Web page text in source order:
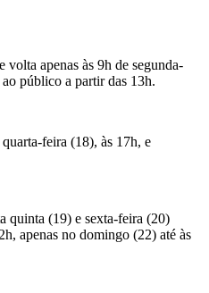
apenas às 9h de segunda-
público a partir das 13h.
feira (18), às 17h, e
quinta (19) e sexta-feira (20)
apenas no domingo (22) até às